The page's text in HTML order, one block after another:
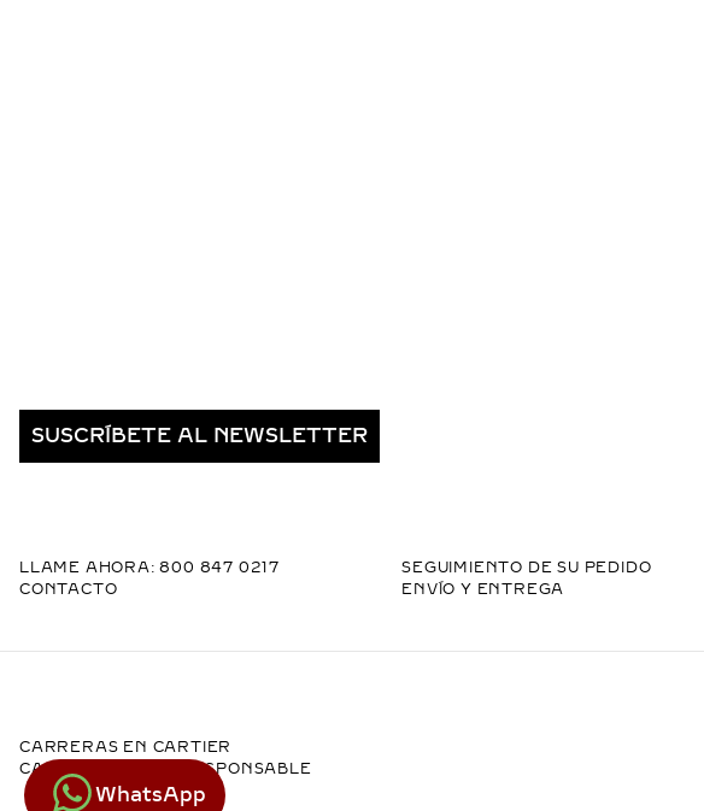
SUSCRÍBETE AL NEWSLETTER
LLAME AHORA: 800 847 0217
CONTACTO
SEGUIMIENTO DE SU PEDIDO
ENVÍO Y ENTREGA
CARRERAS EN CARTIER
CARTIER, JOYERO RESPONSABLE
WhatsApp